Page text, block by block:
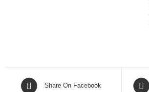
Share On Facebook